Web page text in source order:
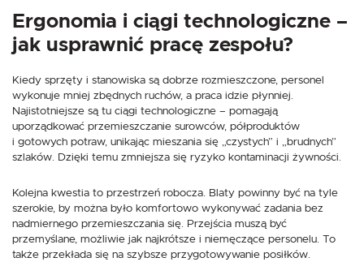
Ergonomia i ciągi technologiczne –
jak usprawnić pracę zespołu?
Kiedy sprzęty i stanowiska są dobrze rozmieszczone, personel
wykonuje mniej zbędnych ruchów, a praca idzie płynniej.
Najistotniejsze są tu ciągi technologiczne – pomagają
uporządkować przemieszczanie surowców, półproduktów
i gotowych potraw, unikając mieszania się „czystych” i „brudnych”
szlaków. Dzięki temu zmniejsza się ryzyko kontaminacji żywności.
Kolejna kwestia to przestrzeń robocza. Blaty powinny być na tyle
szerokie, by można było komfortowo wykonywać zadania bez
nadmiernego przemieszczania się. Przejścia muszą być
przemyślane, możliwie jak najkrótsze i niemęczące personelu. To
także przekłada się na szybsze przygotowywanie posiłków.